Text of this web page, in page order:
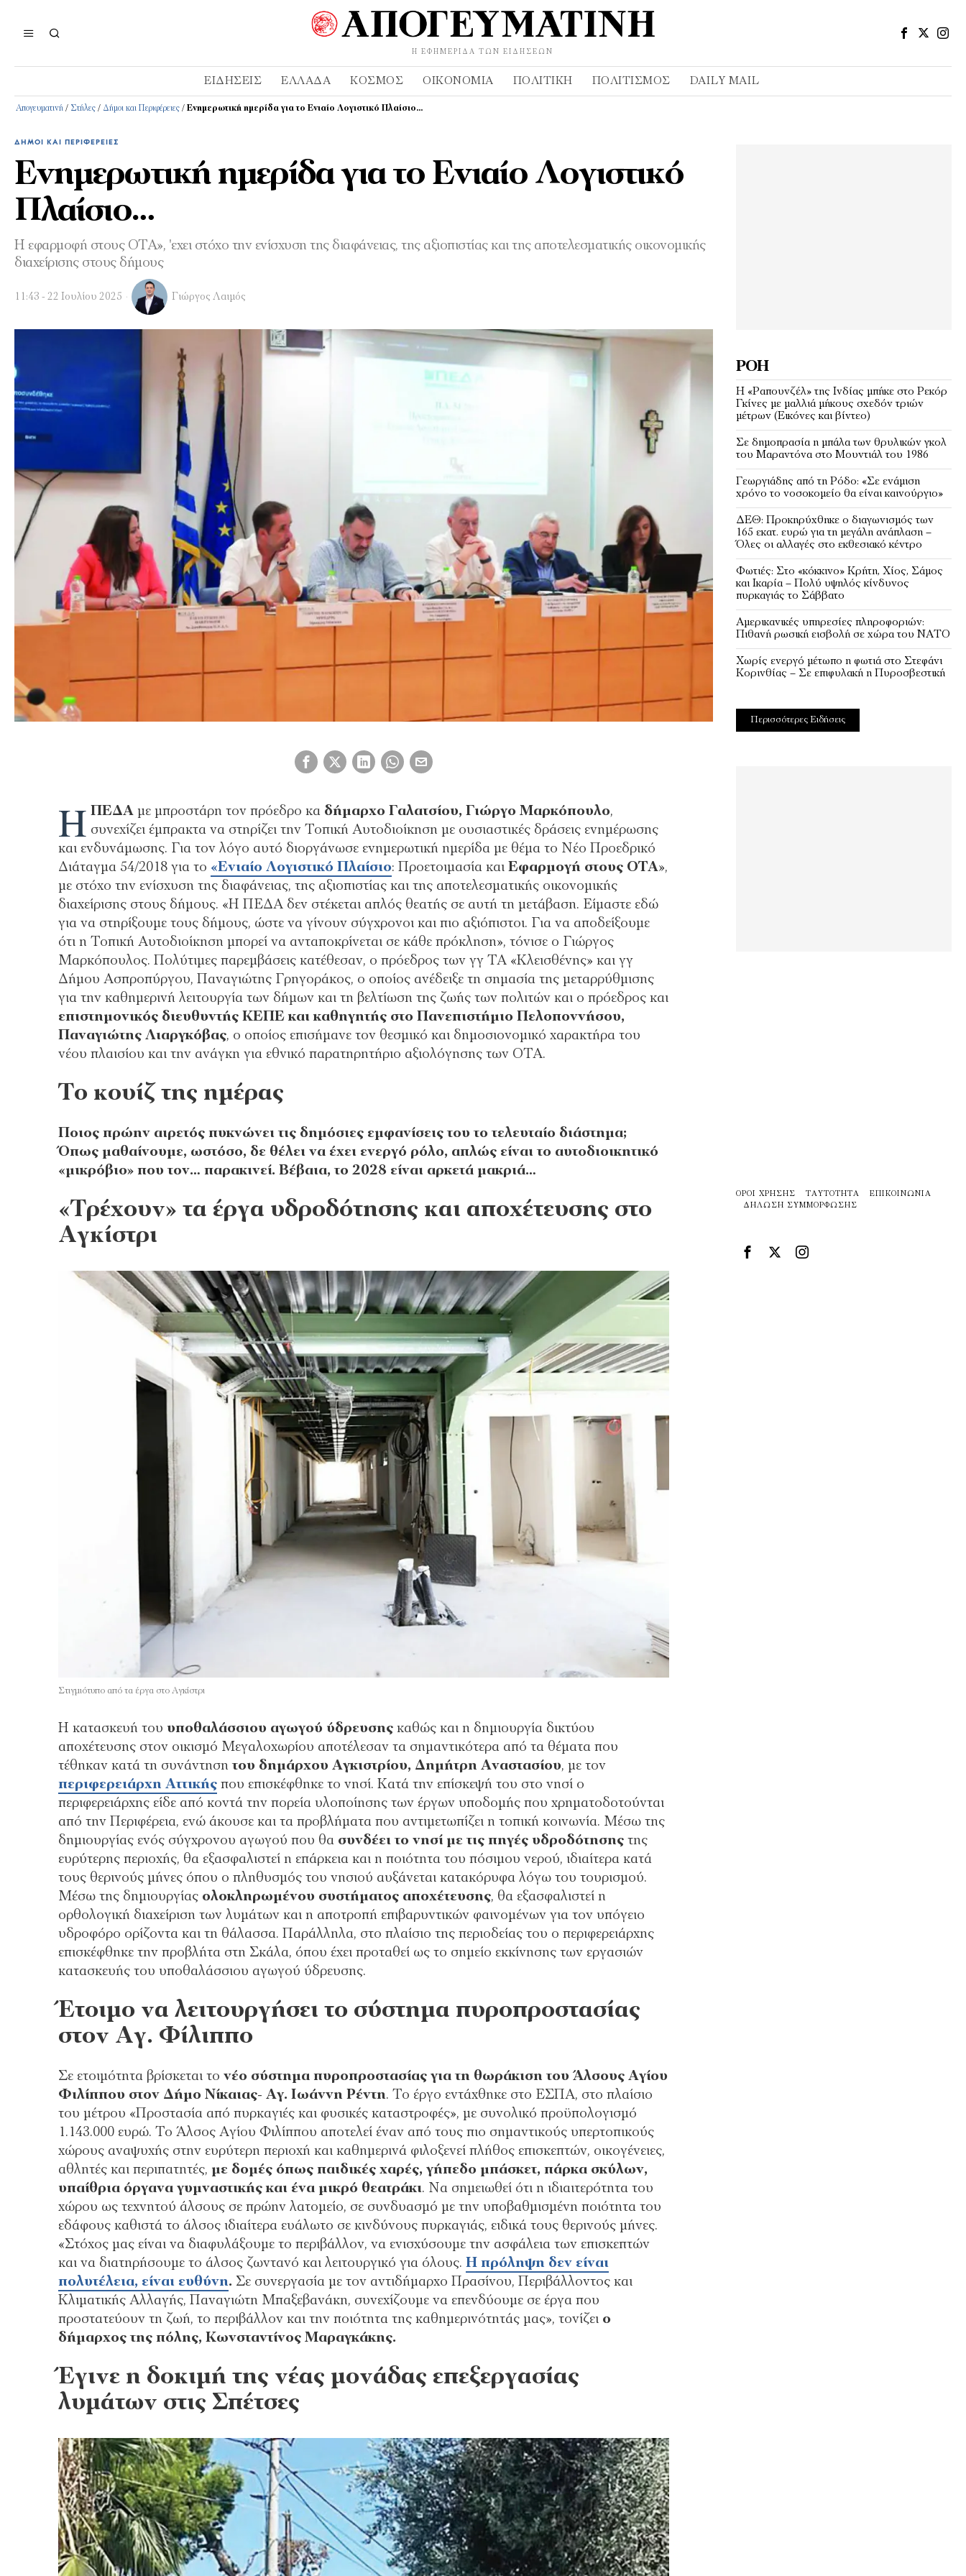
Η ΕΦΗΜΕΡΊΔΑ ΤΩΝ ΕΙΔΉΣΕΩΝ
ΕΙΔΉΣΕΙΣ ΕΛΛΆΔΑ ΚΌΣΜΟΣ ΟΙΚΟΝΟΜΊΑ ΠΟΛΙΤΙΚΉ ΠΟΛΙΤΙΣΜΌΣ DAILY MAIL
Απογευματινή / Στήλες / Δήμοι και Περιφέρειες / Ενημερωτική ημερίδα για το Ενιαίο Λογιστικό Πλαίσιο…
ΔΉΜΟΙ ΚΑΙ ΠΕΡΙΦΈΡΕΙΕΣ
Ενημερωτική ημερίδα για το Ενιαίο Λογιστικό
Πλαίσιο…
Η εφαρμοφή στους ΟΤΑ», 'εχει στόχο την ενίσχυση της διαφάνειας, της αξιοπιστίας και της αποτελεσματικής οικονομικής
διαχείρισης στους δήμους
11:43 - 22 Ιουλίου 2025 Γιώργος Λαιμός
Η ΠΕΔΑ με μπροστάρη τον πρόεδρο κα δήμαρχο Γαλατσίου, Γιώργο Μαρκόπουλο,
συνεχίζει έμπρακτα να στηρίζει την Τοπική Αυτοδιοίκηση με ουσιαστικές δράσεις ενημέρωσης
και ενδυνάμωσης. Για τον λόγο αυτό διοργάνωσε ενημερωτική ημερίδα με θέμα το Νέο Προεδρικό
Διάταγμα 54/2018 για το «Ενιαίο Λογιστικό Πλαίσιο: Προετοιμασία και Εφαρμογή στους ΟΤΑ»,
με στόχο την ενίσχυση της διαφάνειας, της αξιοπιστίας και της αποτελεσματικής οικονομικής
διαχείρισης στους δήμους. «Η ΠΕΔΑ δεν στέκεται απλός θεατής σε αυτή τη μετάβαση. Είμαστε εδώ
για να στηρίξουμε τους δήμους, ώστε να γίνουν σύγχρονοι και πιο αξιόπιστοι. Για να αποδείξουμε
ότι η Τοπική Αυτοδιοίκηση μπορεί να ανταποκρίνεται σε κάθε πρόκληση», τόνισε ο Γιώργος
Μαρκόπουλος. Πολύτιμες παρεμβάσεις κατέθεσαν, ο πρόεδρος των γγ ΤΑ «Κλεισθένης» και γγ
Δήμου Ασπροπύργου, Παναγιώτης Γρηγοράκος, ο οποίος ανέδειξε τη σημασία της μεταρρύθμισης
για την καθημερινή λειτουργία των δήμων και τη βελτίωση της ζωής των πολιτών και ο πρόεδρος και
επιστημονικός διευθυντής ΚΕΠΕ και καθηγητής στο Πανεπιστήμιο Πελοποννήσου,
Παναγιώτης Λιαργκόβας, ο οποίος επισήμανε τον θεσμικό και δημοσιονομικό χαρακτήρα του
νέου πλαισίου και την ανάγκη για εθνικό παρατηρητήριο αξιολόγησης των ΟΤΑ.
Το κουίζ της ημέρας
Ποιος πρώην αιρετός πυκνώνει τις δημόσιες εμφανίσεις του το τελευταίο διάστημα;
Όπως μαθαίνουμε, ωστόσο, δε θέλει να έχει ενεργό ρόλο, απλώς είναι το αυτοδιοικητικό
«μικρόβιο» που τον… παρακινεί. Βέβαια, το 2028 είναι αρκετά μακριά…
«Τρέχουν» τα έργα υδροδότησης και αποχέτευσης στο
Αγκίστρι
Στιγμιότυπο από τα έργα στο Αγκίστρι
Η κατασκευή του υποθαλάσσιου αγωγού ύδρευσηςκαθώς και η δημιουργία δικτύου
αποχέτευσης στον οικισμό Μεγαλοχωρίου αποτέλεσαν τα σημαντικότερα από τα θέματα που
τέθηκαν κατά τη συνάντησητου δημάρχου Αγκιστρίου, Δημήτρη Αναστασίου, με τον
περιφερειάρχη Αττικήςπου επισκέφθηκε το νησί. Κατά την επίσκεψή του στο νησί ο
περιφερειάρχης είδε από κοντά την πορεία υλοποίησης των έργων υποδομής που χρηματοδοτούνται
από την Περιφέρεια, ενώ άκουσε και τα προβλήματα που αντιμετωπίζει η τοπική κοινωνία. Μέσω της
δημιουργίας ενός σύγχρονου αγωγού που θα συνδέει το νησί με τις πηγές υδροδότησηςτης
ευρύτερης περιοχής, θα εξασφαλιστεί η επάρκεια και η ποιότητα του πόσιμου νερού, ιδιαίτερα κατά
τους θερινούς μήνες όπου ο πληθυσμός του νησιού αυξάνεται κατακόρυφα λόγω του τουρισμού.
Μέσω της δημιουργίας ολοκληρωμένου συστήματος αποχέτευσης, θα εξασφαλιστεί η
ορθολογική διαχείριση των λυμάτων και η αποτροπή επιβαρυντικών φαινομένων για τον υπόγειο
υδροφόρο ορίζοντα και τη θάλασσα. Παράλληλα, στο πλαίσιο της περιοδείας του ο περιφερειάρχης
επισκέφθηκε την προβλήτα στη Σκάλα, όπου έχει προταθεί ως το σημείο εκκίνησης των εργασιών
κατασκευής του υποθαλάσσιου αγωγού ύδρευσης.
Έτοιμο να λειτουργήσει το σύστημα πυροπροστασίας
στον Αγ. Φίλιππο
Σε ετοιμότητα βρίσκεται το νέο σύστημα πυροπροστασίας για τη θωράκιση του Άλσους Αγίου
Φιλίππου στον Δήμο Νίκαιας- Αγ. Ιωάννη Ρέντη. Το έργο εντάχθηκε στο ΕΣΠΑ, στο πλαίσιο
του μέτρου «Προστασία από πυρκαγιές και φυσικές καταστροφές», με συνολικό προϋπολογισμό
1.143.000 ευρώ. Το Άλσος Αγίου Φιλίππου αποτελεί έναν από τους πιο σημαντικούς υπερτοπικούς
χώρους αναψυχής στην ευρύτερη περιοχή και καθημερινά φιλοξενεί πλήθος επισκεπτών, οικογένειες,
αθλητές και περιπατητές, με δομές όπως παιδικές χαρές, γήπεδο μπάσκετ, πάρκα σκύλων,
υπαίθρια όργανα γυμναστικής και ένα μικρό θεατράκι. Να σημειωθεί ότι η ιδιαιτερότητα του
χώρου ως τεχνητού άλσους σε πρώην λατομείο, σε συνδυασμό με την υποβαθμισμένη ποιότητα του
εδάφους καθιστά το άλσος ιδιαίτερα ευάλωτο σε κινδύνους πυρκαγιάς, ειδικά τους θερινούς μήνες.
«Στόχος μας είναι να διαφυλάξουμε το περιβάλλον, να ενισχύσουμε την ασφάλεια των επισκεπτών
και να διατηρήσουμε το άλσος ζωντανό και λειτουργικό για όλους. Η πρόληψη δεν είναι
πολυτέλεια, είναι ευθύνη. Σε συνεργασία με τον αντιδήμαρχο Πρασίνου, Περιβάλλοντος και
Κλιματικής Αλλαγής, Παναγιώτη Μπαξεβανάκη, συνεχίζουμε να επενδύουμε σε έργα που
προστατεύουν τη ζωή, το περιβάλλον και την ποιότητα της καθημερινότητάς μας», τονίζει ο
δήμαρχος της πόλης, Κωνσταντίνος Μαραγκάκης.
Έγινε η δοκιμή της νέας μονάδας επεξεργασίας
λυμάτων στις Σπέτσες
ΡΟΉ
Η «Ραπουνζέλ» της Ινδίας μπήκε στο Ρεκόρ
Γκίνες με μαλλιά μήκους σχεδόν τριών
μέτρων (Εικόνες και βίντεο)
Σε δημοπρασία η μπάλα των θρυλικών γκολ
του Μαραντόνα στο Μουντιάλ του 1986
Γεωργιάδης από τη Ρόδο: «Σε ενάμιση
χρόνο το νοσοκομείο θα είναι καινούργιο»
ΔΕΘ: Προκηρύχθηκε ο διαγωνισμός των
165 εκατ. ευρώ για τη μεγάλη ανάπλαση –
Όλες οι αλλαγές στο εκθεσιακό κέντρο
Φωτιές: Στο «κόκκινο» Κρήτη, Χίος, Σάμος
και Ικαρία – Πολύ υψηλός κίνδυνος
πυρκαγιάς το Σάββατο
Αμερικανικές υπηρεσίες πληροφοριών:
Πιθανή ρωσική εισβολή σε χώρα του ΝΑΤΟ
Χωρίς ενεργό μέτωπο η φωτιά στο Στεφάνι
Κορινθίας – Σε επιφυλακή η Πυροσβεστική
Περισσότερες Ειδήσεις
ΌΡΟΙ ΧΡΉΣΗΣ ΤΑΥΤΌΤΗΤΑ
ΕΠΙΚΟΙΝΩΝΊΑ
ΔΉΛΩΣΗ ΣΥΜΜΌΡΦΩΣΗΣ